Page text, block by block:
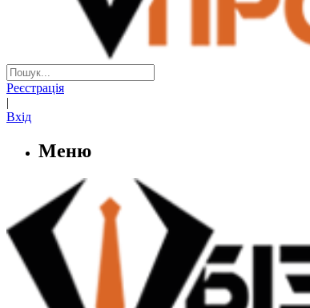
Реєстрація
|
Вхід
Меню